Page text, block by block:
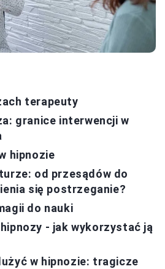
terapeuty
granice interwencji w
hipnozie
od przesądów do
się postrzeganie?
do nauki
- jak wykorzystać ją
w hipnozie: tragicze